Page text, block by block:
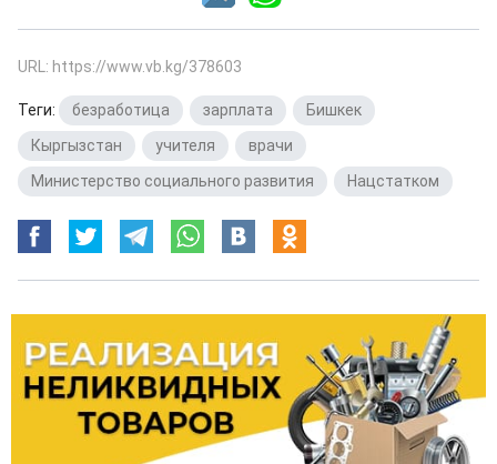
URL: https://www.vb.kg/378603
Теги: безработица зарплата Бишкек
Кыргызстан
учителя врачи
Министерство социального развития
Нацстатком